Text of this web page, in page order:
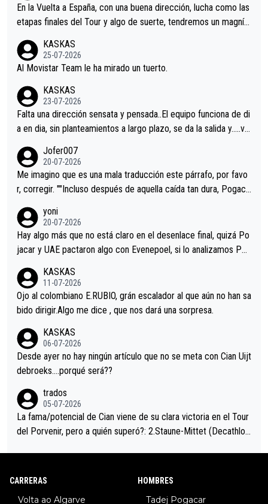
En la Vuelta a España, con una buena dirección, lucha como las
etapas finales del Tour y algo de suerte, tendremos un magnífi
KASKAS
25-07-2026
Al Movistar Team le ha mirado un tuerto.
KASKAS
23-07-2026
Falta una dirección sensata y pensada..El equipo funciona de di
a en dia, sin planteamientos a largo plazo, se da la salida y…..ve
Minguez, Velez etc etc.Me da pena vivir estos momentos tan
tristes sin victorias.
Jofer007
20-07-2026
Me imagino que es una mala traducción este párrafo, por favo
r, corregir. ""Incluso después de aquella caída tan dura, Pogaca
permaneció pegado a su rueda. Parecía increíble la forma en l
a que era capaz de controlar el miedo", recordó."
yoni
20-07-2026
Hay algo más que no está claro en el desenlace final, quizá Po
jacar y UAE pactaron algo con Evenepoel, si lo analizamos Poj
i sin pedalear, luego está el saludo con Evenepoel dándose la
mano de una manera muy fraternal, más allá de los típicos toqu
es en el hombro con que saludaba a Vingegard. Ahí hubo una in
eta, a ver si por querer poner a Del Toro con calzador en posi
ción de podio UAE y Pojacar se van complicar el tour.
KASKAS
11-07-2026
Ojo al colombiano E.RUBIO, grán escalador al que aún no han sa
bido dirigir.Algo me dice , que nos dará una sorpresa.
KASKAS
06-07-2026
Desde ayer no hay ningún artículo que no se meta con Cian Uijt
debroeks….porqué será??
trados
05-07-2026
La fama/potencial de Cian viene de su clara victoria en el Tour
del Porvenir, pero a quién superó?: 2.Staune-Mittet (Decathlon,
8.Lenny Martinez (Bahrein), 9. Van Belle (Visma), 10. Vacek (Li
CARRERAS
Volta ao Algarve
HOMBRES
Tadej Pogacar